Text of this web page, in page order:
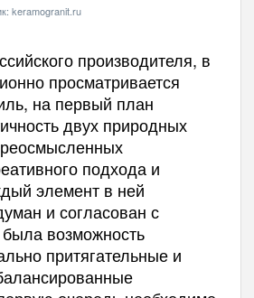
keramogranit.ru
производителя, в
просматривается
на первый план
двух природных
подхода и
элемент в ней
и согласован с
возможность
притягательные и